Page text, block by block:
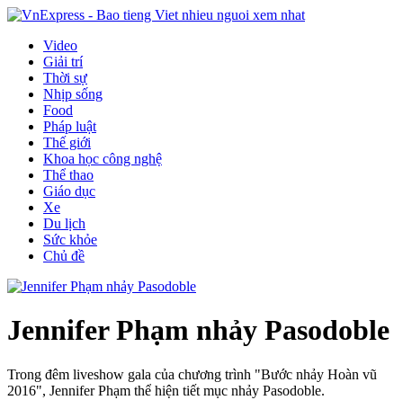
Video
Giải trí
Thời sự
Nhịp sống
Food
Pháp luật
Thế giới
Khoa học công nghệ
Thể thao
Giáo dục
Xe
Du lịch
Sức khỏe
Chủ đề
Jennifer Phạm nhảy Pasodoble
Trong đêm liveshow gala của chương trình "Bước nhảy Hoàn vũ
2016", Jennifer Phạm thể hiện tiết mục nhảy Pasodoble.